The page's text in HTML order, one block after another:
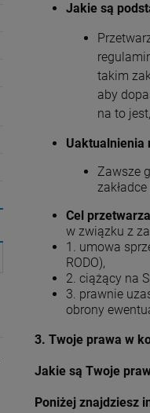
KUBEK
TERMOS do
GRAWER
54,49 zł
OCHRONNA
POD
Jakie są
takim
aby
na to
Uaktualnienia
Zawsze
Cel
w związku z
1. umowa
RODO),
2. ciążący na
3. prawnie
obrony
3. Twoje prawa w
Jakie są Twoje
Poniżej znajdziesz